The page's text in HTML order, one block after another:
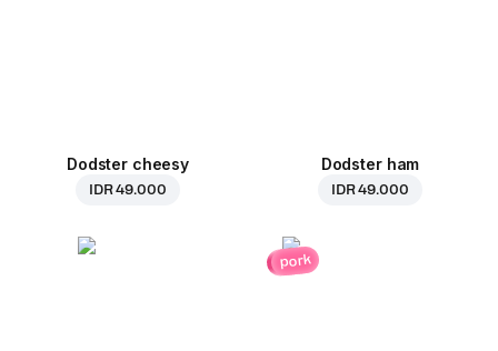
Dodster cheesy
IDR 49.000
Dodster ham
IDR 49.000
pork